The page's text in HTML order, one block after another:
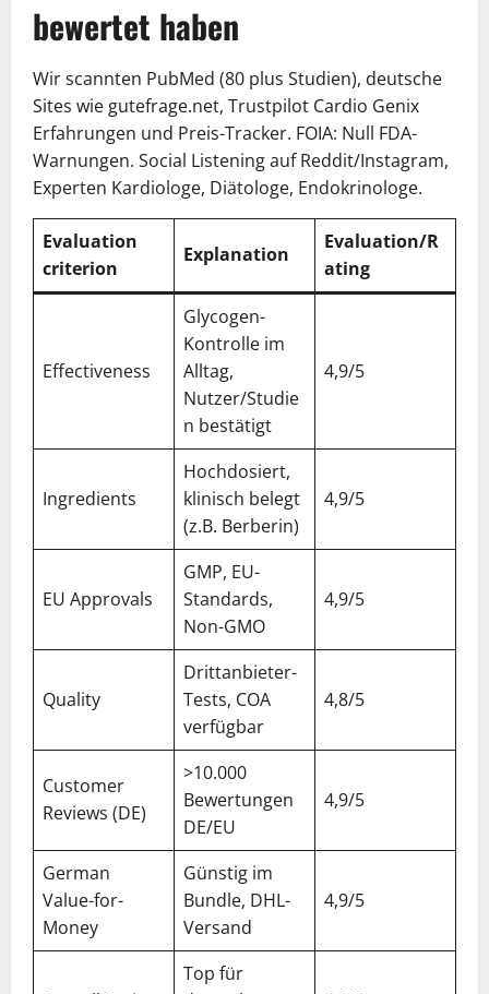
bewertet haben
Wir scannten PubMed (80 plus Studien), deutsche
Sites wie gutefrage.net, Trustpilot Cardio Genix
Erfahrungen und Preis-Tracker. FOIA: Null FDA-
Warnungen. Social Listening auf Reddit/Instagram,
Experten Kardiologe, Diätologe, Endokrinologe.
Evaluation
criterion
Explanation
Evaluation/R
ating
Effectiveness
Glycogen-
Kontrolle im
Alltag,
Nutzer/Studie
n bestätigt
4,9/5
Ingredients
Hochdosiert,
klinisch belegt
(z.B. Berberin)
4,9/5
EU Approvals
GMP, EU-
Standards,
Non-GMO
4,9/5
Quality
Drittanbieter-
Tests, COA
verfügbar
4,8/5
Customer
Reviews (DE)
>10.000
Bewertungen
DE/EU
4,9/5
German
Value-for-
Money
Günstig im
Bundle, DHL-
Versand
4,9/5
Top für